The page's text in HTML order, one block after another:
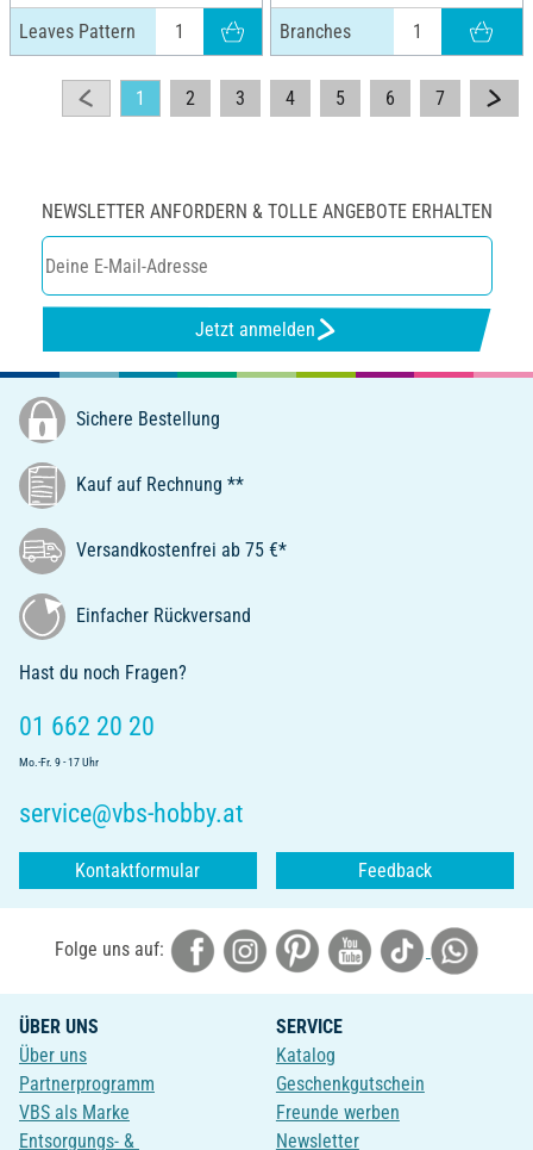
Leaves Pattern Branches
1 2 3 4 5 6 7
NEWSLETTER ANFORDERN & TOLLE ANGEBOTE ERHALTEN
Jetzt anmelden
Sichere Bestellung
Kauf auf Rechnung **
Versandkostenfrei ab 75 €*
Einfacher Rückversand
Hast du noch Fragen?
01 662 20 20
Mo.-Fr. 9 - 17 Uhr
service@vbs-hobby.at
Kontaktformular Feedback
Folge uns auf:
ÜBER UNS
Über uns
Partnerprogramm
VBS als Marke
Entsorgungs- &
SERVICE
Katalog
Geschenkgutschein
Freunde werben
Newsletter